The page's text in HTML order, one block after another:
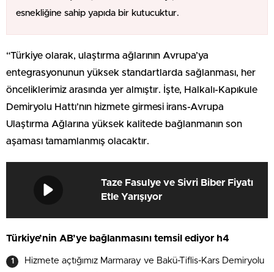
esnekliğine sahip yapıda bir kutucuktur.
“Türkiye olarak, ulaştırma ağlarının Avrupa’ya
entegrasyonunun yüksek standartlarda sağlanması, her
önceliklerimiz arasında yer almıştır. İşte, Halkalı-Kapıkule
Demiryolu Hattı’nın hizmete girmesi irans-Avrupa
Ulaştırma Ağlarına yüksek kalitede bağlanmanın son
aşaması tamamlanmış olacaktır.
Taze Fasulye ve Sivri Biber Fiyatı
Etle Yarışıyor
Türkiye’nin AB’ye bağlanmasını temsil ediyor h4
Hizmete açtığımız Marmaray ve Bakü-Tiflis-Kars Demiryolu